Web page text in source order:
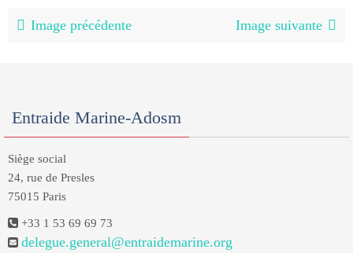
Image précédente Image suivante
Entraide Marine-Adosm
Siège social
24, rue de Presles
75015 Paris
+33 1 53 69 69 73
delegue.general@entraidemarine.org